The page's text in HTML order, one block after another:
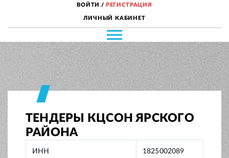
ВОЙТИ / РЕГИСТРАЦИЯ
ЛИЧНЫЙ КАБИНЕТ
ТЕНДЕРЫ КЦСОН ЯРСКОГО
РАЙОНА
ИНН 1825002089